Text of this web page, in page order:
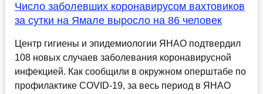
Число заболевших коронавирусом вахтовиков
за сутки на Ямале выросло на 86 человек
Центр гигиены и эпидемиологии ЯНАО подтвердил
108 новых случаев заболевания коронавирусной
инфекцией. Как сообщили в окружном оперштабе по
профилактике COVID-19, за весь период в ЯНАО